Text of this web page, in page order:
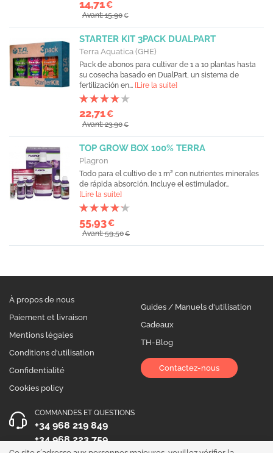
14,71€
Avant: 15,90€
STARTER KIT 3PACK DUALPART
Terra Aquatica (GHE)
Pack de abonos para cultivar de 1 a 10 plantas hasta
su cosecha basado en DualPart, un sistema de
fertilización en... [Lire la suite]
22,71€
Avant: 23,90€
TOP GROW BOX 100% TERRA
Plagron
Todo para el cultivo de 1 m² con nutrientes minerales
de rápida absorción. Incluye el estimulador...
[Lire la suite]
55,93€
Avant: 59,50€
À propos de nous
Paiement et livraison
Mentions légales
Conditions d'utilisation
Confidentialité
Cookies policy
Guides / Manuels d'utilisation
Cadeaux
TH-Blog
Contactez-nous
COMMANDES ET QUESTIONS
+34 968 219 849
+34 968 223 759